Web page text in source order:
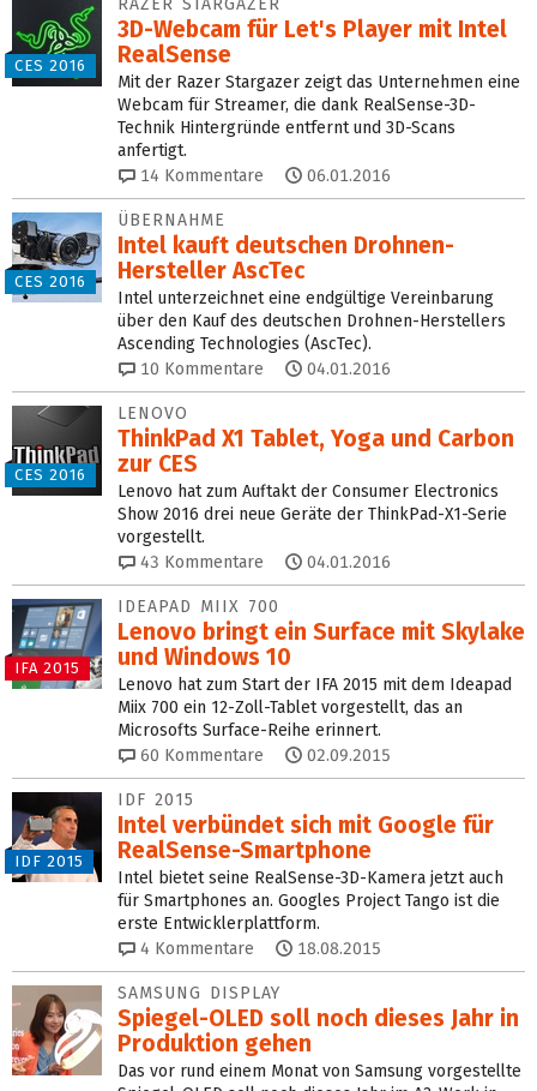
CES 2016
3D-Webcam für Let's Player mit Intel
RealSense
Mit der Razer Stargazer zeigt das Unternehmen eine
Webcam für Streamer, die dank RealSense-3D-
Technik Hintergründe entfernt und 3D-Scans
anfertigt.
14 Kommentare 06.01.2016
CES 2016
ÜBERNAHME
Intel kauft deutschen Drohnen-
Hersteller AscTec
Intel unterzeichnet eine endgültige Vereinbarung
über den Kauf des deutschen Drohnen-Herstellers
Ascending Technologies (AscTec).
10 Kommentare 04.01.2016
CES 2016
LENOVO
ThinkPad X1 Tablet, Yoga und Carbon
zur CES
Lenovo hat zum Auftakt der Consumer Electronics
Show 2016 drei neue Geräte der ThinkPad-X1-Serie
vorgestellt.
43 Kommentare 04.01.2016
IFA 2015
IDEAPAD MIIX 700
Lenovo bringt ein Surface mit Skylake
und Windows 10
Lenovo hat zum Start der IFA 2015 mit dem Ideapad
Miix 700 ein 12-Zoll-Tablet vorgestellt, das an
Microsofts Surface-Reihe erinnert.
60 Kommentare 02.09.2015
IDF 2015
IDF 2015
Intel verbündet sich mit Google für
RealSense-Smartphone
Intel bietet seine RealSense-3D-Kamera jetzt auch
für Smartphones an. Googles Project Tango ist die
erste Entwicklerplattform.
4 Kommentare 18.08.2015
SAMSUNG DISPLAY
Spiegel-OLED soll noch dieses Jahr in
Produktion gehen
Das vor rund einem Monat von Samsung vorgestellte